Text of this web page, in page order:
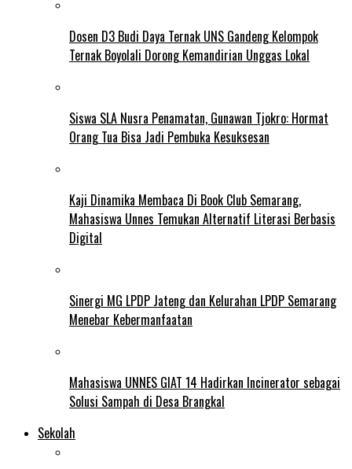
Dosen D3 Budi Daya Ternak UNS Gandeng Kelompok
Ternak Boyolali Dorong Kemandirian Unggas Lokal
Siswa SLA Nusra Penamatan, Gunawan Tjokro: Hormat
Orang Tua Bisa Jadi Pembuka Kesuksesan
Kaji Dinamika Membaca Di Book Club Semarang,
Mahasiswa Unnes Temukan Alternatif Literasi Berbasis
Digital
Sinergi MG LPDP Jateng dan Kelurahan LPDP Semarang
Menebar Kebermanfaatan
Mahasiswa UNNES GIAT 14 Hadirkan Incinerator sebagai
Solusi Sampah di Desa Brangkal
Sekolah